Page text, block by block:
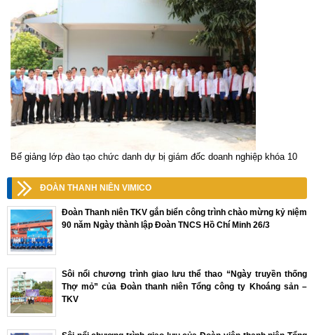
Bế giảng lớp đào tạo chức danh dự bị giám đốc doanh nghiệp khóa 10
ĐOÀN THANH NIÊN VIMICO
Đoàn Thanh niên TKV gắn biển công trình chào mừng kỷ niệm
90 năm Ngày thành lập Đoàn TNCS Hồ Chí Minh 26/3
Sôi nổi chương trình giao lưu thể thao “Ngày truyền thống
Thợ mỏ” của Đoàn thanh niên Tổng công ty Khoáng sản –
TKV